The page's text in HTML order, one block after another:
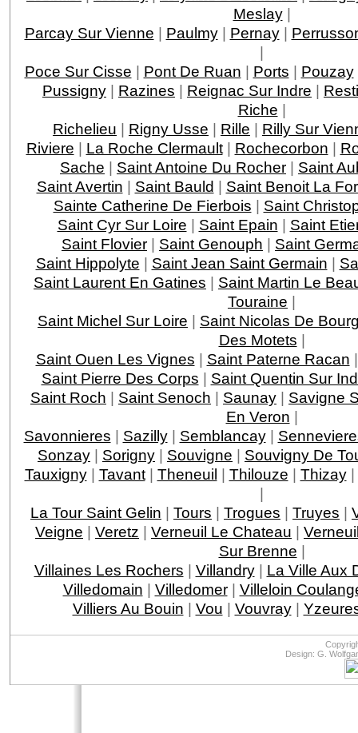
Meslay|
Parcay Sur Vienne | Paulmy| Pernay|
|
Poce Sur Cisse | Pont De Ruan | Ports | Pouzay
Pussigny | Razines | Reignac Sur Indre |
Riche |
Richelieu | Rigny Usse | Rille | Rilly Sur
Riviere | La Roche Clermault| Rochecorbon |
Sache | Saint Antoine Du Rocher | Saint
Saint Avertin | Saint Bauld | Saint Benoit La
Sainte Catherine De Fierbois | Saint
Saint Cyr Sur Loire | Saint Epain | Saint
Saint Flovier | Saint Genouph | Saint
Saint Hippolyte | Saint Jean Saint Germain |
Saint Laurent En Gatines | Saint Martin Le
Touraine |
Saint Michel Sur Loire | Saint Nicolas De
Des Motets |
Saint Ouen Les Vignes | Saint Paterne Racan
Saint Pierre Des Corps | Saint Quentin Sur
Saint Roch | Saint Senoch | Saunay | Savigne
En Veron |
Savonnieres | Sazilly| Semblancay|
Sonzay | Sorigny | Souvigne | Souvigny De
Tauxigny| Tavant| Theneuil | Thilouze | Thizay|
|
La Tour Saint Gelin | Tours | Trogues | Truyes |
Veigne | Veretz | Verneuil Le Chateau |
Sur Brenne |
Villaines Les Rochers | Villandry| La Ville Aux
Villedomain | Villedomer| Villeloin
Villiers Au Bouin | Vou | Vouvray|
Design: G.